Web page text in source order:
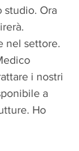
studio. Ora
nel settore.
i nostri
a
Ho